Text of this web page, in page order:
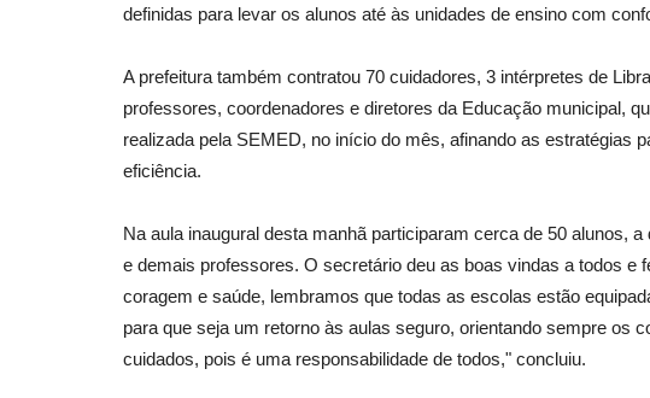
definidas para levar os alunos até às unidades de ensino com
A prefeitura também contratou 70 cuidadores, 3 intérpretes de
professores, coordenadores e diretores da Educação municipal,
realizada pela SEMED, no início do mês, afinando as estratégias
eficiência.
Na aula inaugural desta manhã participaram cerca de 50 alunos,
e demais professores. O secretário deu as boas vindas a todos e
coragem e saúde, lembramos que todas as escolas estão
para que seja um retorno às aulas seguro, orientando sempre os
cuidados, pois é uma responsabilidade de todos," concluiu.